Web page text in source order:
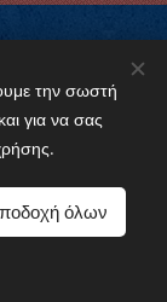
von Baden-
Aetolos"
την σωστή
για να σας
όλων